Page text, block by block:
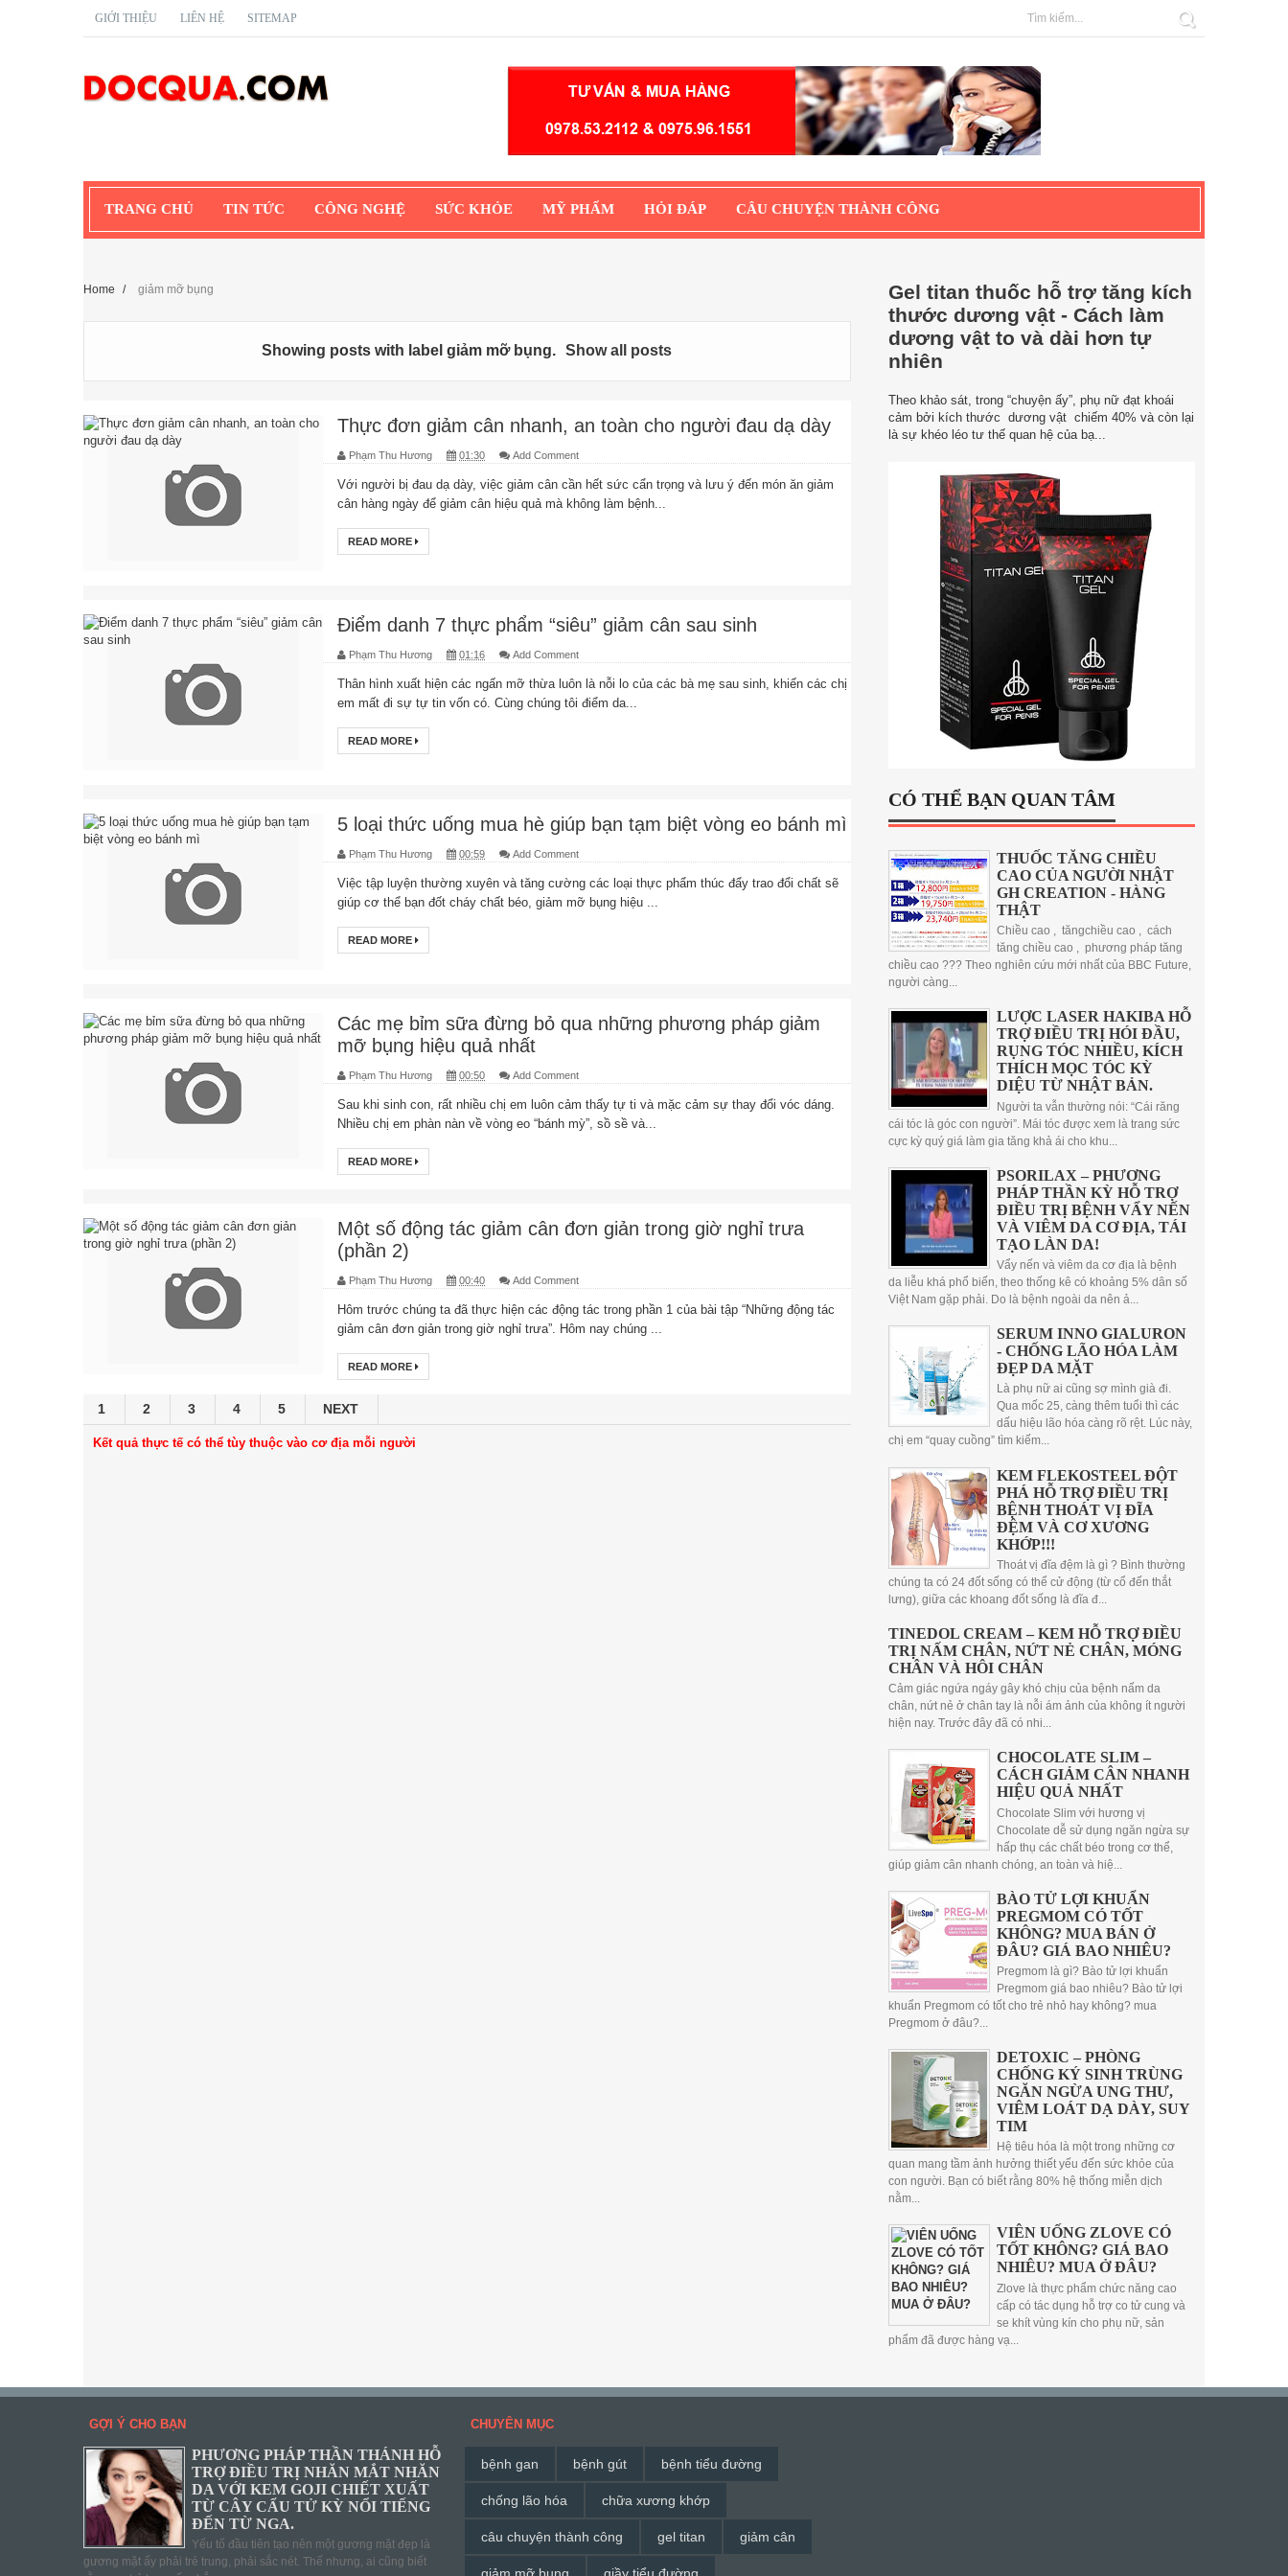
GIỚI THIỆU LIÊN HỆ SITEMAP
TRANG CHỦ TIN TỨC CÔNG NGHỆ SỨC KHỎE MỸ PHẨM HỎI ĐÁP CÂU CHUYỆN THÀNH CÔNG
Home / giảm mỡ bụng
Showing posts with labelgiảm mỡ bụng. Show all posts
Thực đơn giảm cân nhanh, an toàn cho người đau dạ dày
Phạm Thu Hương 01:30 Add Comment
Với người bị đau dạ dày, việc giảm cân cần hết sức cẩn trọng và lưu ý đến món ăn giảm
cân hàng ngày để giảm cân hiệu quả mà không làm bệnh...
READ MORE
Điểm danh 7 thực phẩm “siêu” giảm cân sau sinh
Phạm Thu Hương 01:16 Add Comment
Thân hình xuất hiện các ngấn mỡ thừa luôn là nỗi lo của các bà mẹ sau sinh, khiến các chị
em mất đi sự tự tin vốn có. Cùng chúng tôi điểm da...
READ MORE
5 loại thức uống mua hè giúp bạn tạm biệt vòng eo bánh mì
Phạm Thu Hương 00:59 Add Comment
Việc tập luyện thường xuyên và tăng cường các loại thực phẩm thúc đẩy trao đổi chất sẽ
giúp cơ thể bạn đốt cháy chất béo, giảm mỡ bụng hiệu ...
READ MORE
Các mẹ bỉm sữa đừng bỏ qua những phương pháp giảm
mỡ bụng hiệu quả nhất
Phạm Thu Hương 00:50 Add Comment
Sau khi sinh con, rất nhiều chị em luôn cảm thấy tự ti và mặc cảm sự thay đổi vóc dáng.
Nhiều chị em phàn nàn về vòng eo “bánh mỳ”, sồ sề và...
READ MORE
Một số động tác giảm cân đơn giản trong giờ nghỉ trưa
(phần 2)
Phạm Thu Hương 00:40 Add Comment
Hôm trước chúng ta đã thực hiện các động tác trong phần 1 của bài tập “Những động tác
giảm cân đơn giản trong giờ nghỉ trưa”. Hôm nay chúng ...
READ MORE
1 2 3 4 5 NEXT
Kết quả thực tế có thể tùy thuộc vào cơ địa mỗi người
Gel titan thuốc hỗ trợ tăng kích
thước dương vật - Cách làm
dương vật to và dài hơn tự
nhiên
Theo khảo sát, trong “chuyện ấy”, phụ nữ đạt khoái
cảm bởi kích thước dương vật chiếm 40% và còn lại
là sự khéo léo tư thế quan hệ của bạ...
CÓ THỂ BẠN QUAN TÂM
THUỐC TĂNG CHIỀU
CAO CỦA NGƯỜI NHẬT
GH CREATION - HÀNG
THẬT
Chiều cao , tăngchiều cao , cách
tăng chiều cao , phương pháp tăng
chiều cao ??? Theo nghiên cứu mới nhất của BBC Future,
người càng...
LƯỢC LASER HAKIBA HỖ
TRỢ ĐIỀU TRỊ HÓI ĐẦU,
RỤNG TÓC NHIỀU, KÍCH
THÍCH MỌC TÓC KỲ
DIỆU TỪ NHẬT BẢN.
Người ta vẫn thường nói: “Cái răng
cái tóc là góc con người”. Mái tóc được xem là trang sức
cực kỳ quý giá làm gia tăng khả ái cho khu...
PSORILAX – PHƯƠNG
PHÁP THẦN KỲ HỖ TRỢ
ĐIỀU TRỊ BỆNH VẨY NẾN
VÀ VIÊM DA CƠ ĐỊA, TÁI
TẠO LÀN DA!
Vẩy nến và viêm da cơ địa là bệnh
da liễu khá phổ biến, theo thống kê có khoảng 5% dân số
Việt Nam gặp phải. Do là bệnh ngoài da nên ả...
SERUM INNO GIALURON
- CHỐNG LÃO HÓA LÀM
ĐẸP DA MẶT
Là phụ nữ ai cũng sợ mình già đi.
Qua mốc 25, càng thêm tuổi thì các
dấu hiệu lão hóa càng rõ rệt. Lúc này,
chị em “quay cuồng” tìm kiếm...
KEM FLEKOSTEEL ĐỘT
PHÁ HỖ TRỢ ĐIỀU TRỊ
BỆNH THOÁT VỊ ĐĨA
ĐỆM VÀ CƠ XƯƠNG
KHỚP!!!
Thoát vị đĩa đệm là gì ? Bình thường
chúng ta có 24 đốt sống có thể cử động (từ cổ đến thắt
lưng), giữa các khoang đốt sống là đĩa đ...
TINEDOL CREAM – KEM HỖ TRỢ ĐIỀU
TRỊ NẤM CHÂN, NỨT NẺ CHÂN, MÓNG
CHÂN VÀ HÔI CHÂN
Cảm giác ngứa ngáy gây khó chịu của bệnh nấm da
chân, nứt nẻ ở chân tay là nỗi ám ảnh của không ít người
hiện nay. Trước đây đã có nhi...
CHOCOLATE SLIM –
CÁCH GIẢM CÂN NHANH
HIỆU QUẢ NHẤT
Chocolate Slim với hương vị
Chocolate dễ sử dụng ngăn ngừa sự
hấp thụ các chất béo trong cơ thể,
giúp giảm cân nhanh chóng, an toàn và hiệ...
BÀO TỬ LỢI KHUẨN
PREGMOM CÓ TỐT
KHÔNG? MUA BÁN Ở
ĐÂU? GIÁ BAO NHIÊU?
Pregmom là gì? Bào tử lợi khuẩn
Pregmom giá bao nhiêu? Bào tử lợi
khuẩn Pregmom có tốt cho trẻ nhỏ hay không? mua
Pregmom ở đâu?...
DETOXIC – PHÒNG
CHỐNG KÝ SINH TRÙNG
NGĂN NGỪA UNG THƯ,
VIÊM LOÁT DẠ DÀY, SUY
TIM
Hệ tiêu hóa là một trong những cơ
quan mang tầm ảnh hưởng thiết yếu đến sức khỏe của
con người. Bạn có biết rằng 80% hệ thống miễn dịch
nằm...
VIÊN UỐNG ZLOVE CÓ
TỐT KHÔNG? GIÁ BAO
NHIÊU? MUA Ở ĐÂU?
Zlove là thực phẩm chức năng cao
cấp có tác dụng hỗ trợ co tử cung và
se khít vùng kín cho phụ nữ, sản
phẩm đã được hàng vạ...
GỢI Ý CHO BẠN
PHƯƠNG PHÁP THẦN THÁNH HỖ
TRỢ ĐIỀU TRỊ NHĂN MẮT NHĂN
DA VỚI KEM GOJI CHIẾT XUẤT
TỪ CÂY CẨU TỬ KỲ NỔI TIẾNG
ĐẾN TỪ NGA.
Yếu tố đầu tiên tạo nên một gương mặt đẹp là
gương mặt ấy phải trẻ trung, phải sắc nét. Thế nhưng, ai cũng biết
CHUYÊN MỤC
bệnh gan bệnh gút bệnh tiểu đường
chống lão hóa chữa xương khớp
câu chuyện thành công gel titan giảm cân